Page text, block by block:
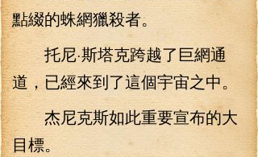
點綴的蛛網獵殺者。
托尼·斯塔克跨越了巨網通
道，已經來到了這個宇宙之中。
杰尼克斯如此重要宣布的大
目標。